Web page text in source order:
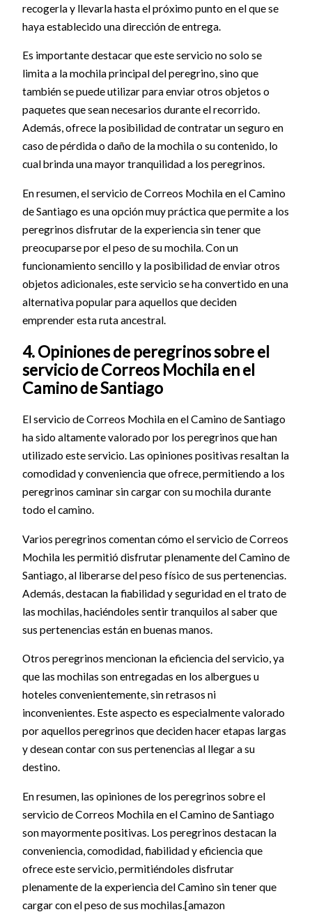
recogerla y llevarla hasta el próximo punto en el que se
haya establecido una dirección de entrega.
Es importante destacar que este servicio no solo se
limita a la mochila principal del peregrino, sino que
también se puede utilizar para enviar otros objetos o
paquetes que sean necesarios durante el recorrido.
Además, ofrece la posibilidad de contratar un seguro en
caso de pérdida o daño de la mochila o su contenido, lo
cual brinda una mayor tranquilidad a los peregrinos.
En resumen, el servicio de Correos Mochila en el Camino
de Santiago es una opción muy práctica que permite a los
peregrinos disfrutar de la experiencia sin tener que
preocuparse por el peso de su mochila. Con un
funcionamiento sencillo y la posibilidad de enviar otros
objetos adicionales, este servicio se ha convertido en una
alternativa popular para aquellos que deciden
emprender esta ruta ancestral.
4. Opiniones de peregrinos sobre el
servicio de Correos Mochila en el
Camino de Santiago
El servicio de Correos Mochila en el Camino de Santiago
ha sido altamente valorado por los peregrinos que han
utilizado este servicio. Las opiniones positivas resaltan la
comodidad y conveniencia que ofrece, permitiendo a los
peregrinos caminar sin cargar con su mochila durante
todo el camino.
Varios peregrinos comentan cómo el servicio de Correos
Mochila les permitió disfrutar plenamente del Camino de
Santiago, al liberarse del peso físico de sus pertenencias.
Además, destacan la fiabilidad y seguridad en el trato de
las mochilas, haciéndoles sentir tranquilos al saber que
sus pertenencias están en buenas manos.
Otros peregrinos mencionan la eficiencia del servicio, ya
que las mochilas son entregadas en los albergues u
hoteles convenientemente, sin retrasos ni
inconvenientes. Este aspecto es especialmente valorado
por aquellos peregrinos que deciden hacer etapas largas
y desean contar con sus pertenencias al llegar a su
destino.
En resumen, las opiniones de los peregrinos sobre el
servicio de Correos Mochila en el Camino de Santiago
son mayormente positivas. Los peregrinos destacan la
conveniencia, comodidad, fiabilidad y eficiencia que
ofrece este servicio, permitiéndoles disfrutar
plenamente de la experiencia del Camino sin tener que
cargar con el peso de sus mochilas.[amazon